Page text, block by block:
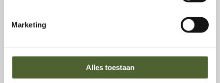
Marketing
Alles toestaan